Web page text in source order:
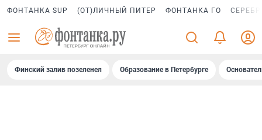
ФОНТАНКА SUP (ОТ)ЛИЧНЫЙ ПИТЕР ФОНТАНКА ГО
Финский залив позеленел Образование в Петербурге